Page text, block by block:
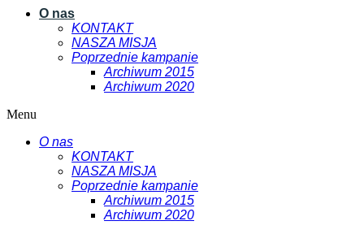
O nas
KONTAKT
NASZA MISJA
Poprzednie kampanie
Archiwum 2015
Archiwum 2020
Menu
O nas
KONTAKT
NASZA MISJA
Poprzednie kampanie
Archiwum 2015
Archiwum 2020